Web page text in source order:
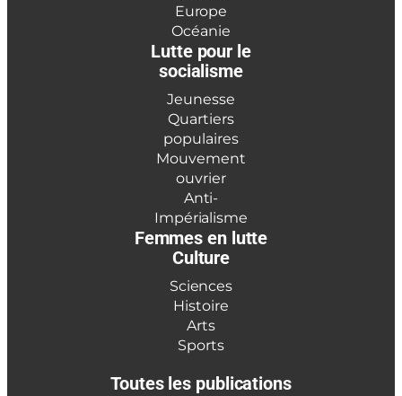
Europe
Océanie
Lutte pour le
socialisme
Jeunesse
Quartiers
populaires
Mouvement
ouvrier
Anti-
Impérialisme
Femmes en lutte
Culture
Sciences
Histoire
Arts
Sports
Toutes les publications